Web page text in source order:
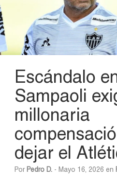
Escándalo
Sampaoli
millonaria
dejar el
Por Pedro D. - Mayo 16, 2026 en